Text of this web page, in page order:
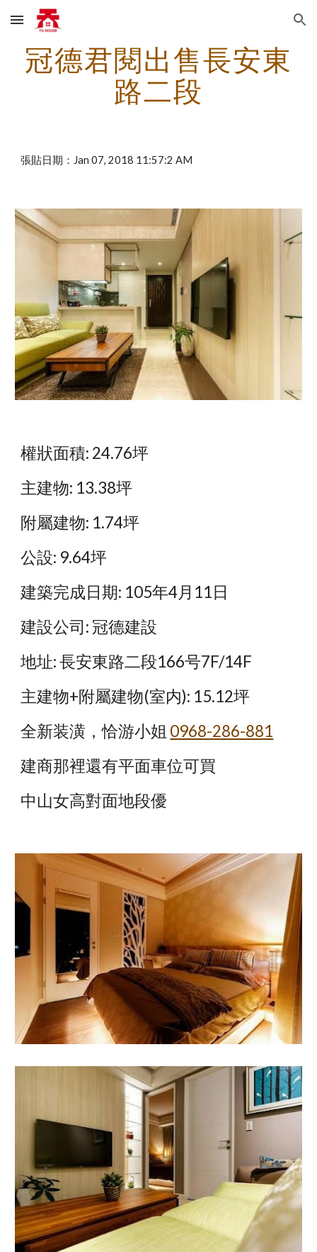
Skip to main content Skip to navigation
冠德君閱出售長安東
路二段
張貼日期：Jan 07, 2018 11:57:2 AM
權狀面積: 24.76坪
主建物: 13.38坪
附屬建物: 1.74坪
公設: 9.64坪
建築完成日期: 105年4月11日
建設公司: 冠德建設
地址: 長安東路二段166号7F/14F
主建物+附屬建物(室内): 15.12坪
全新装潢，恰游小姐 0968-286-881
建商那裡還有平面車位可買
中山女高對面地段優